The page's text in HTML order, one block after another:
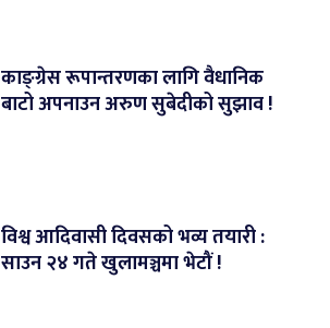
काङ्ग्रेस रूपान्तरणका लागि वैधानिक
बाटो अपनाउन अरुण सुबेदीको सुझाव !
विश्व आदिवासी दिवसको भव्य तयारी :
साउन २४ गते खुलामञ्चमा भेटौं !